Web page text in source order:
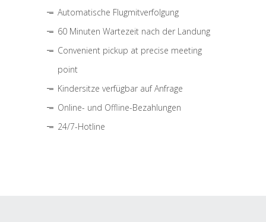
Automatische Flugmitverfolgung
60 Minuten Wartezeit nach der Landung
Convenient pickup at precise meeting
point
Kindersitze verfügbar auf Anfrage
Online- und Offline-Bezahlungen
24/7-Hotline